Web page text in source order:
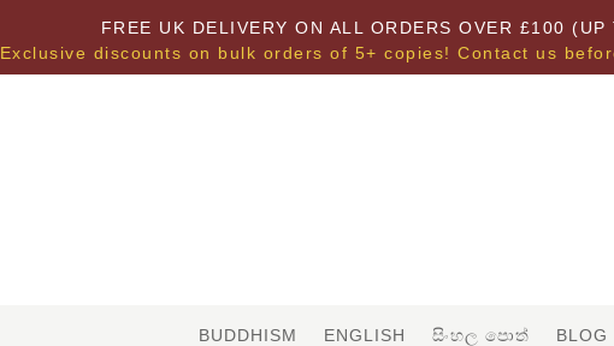
FREE UK DELIVERY ON ALL ORDERS OVER £100 (UP
Exclusive discounts on bulk orders of 5+ copies! Contact us
BUDDHISM ENGLISH සිංහල පොත් BLOG